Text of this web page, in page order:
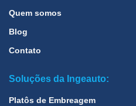
Quem somos
Blog
Contato
Soluções da Ingeauto:
Platôs de Embreagem